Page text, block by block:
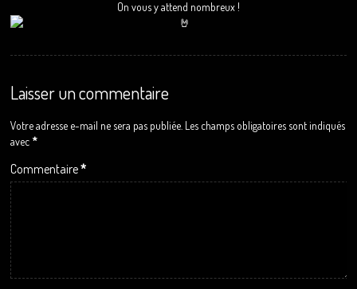
On vous y attend nombreux !
Laisser un commentaire
Votre adresse e-mail ne sera pas publiée. Les champs obligatoires sont indiqués
avec *
Commentaire*